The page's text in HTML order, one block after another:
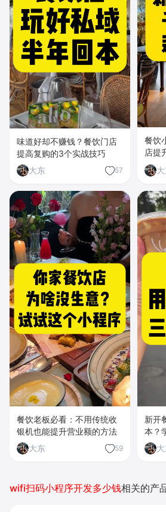
味道好却不赚钱？餐饮门店
提高复购的3个实战技巧
大东
57
餐饮
店提
餐饮老板必看：不用传统收
银机也能提升营业额的方法
大东
59
新开
本？
wifi扫码小程序开发多少钱相关的产